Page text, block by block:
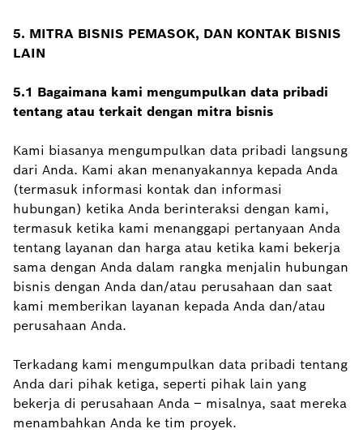
5. MITRA BISNIS PEMASOK, DAN KONTAK BISNIS
LAIN
5.1 Bagaimana kami mengumpulkan data pribadi
tentang atau terkait dengan mitra bisnis
Kami biasanya mengumpulkan data pribadi langsung
dari Anda. Kami akan menanyakannya kepada Anda
(termasuk informasi kontak dan informasi
hubungan) ketika Anda berinteraksi dengan kami,
termasuk ketika kami menanggapi pertanyaan Anda
tentang layanan dan harga atau ketika kami bekerja
sama dengan Anda dalam rangka menjalin hubungan
bisnis dengan Anda dan/atau perusahaan dan saat
kami memberikan layanan kepada Anda dan/atau
perusahaan Anda.
Terkadang kami mengumpulkan data pribadi tentang
Anda dari pihak ketiga, seperti pihak lain yang
bekerja di perusahaan Anda – misalnya, saat mereka
menambahkan Anda ke tim proyek.